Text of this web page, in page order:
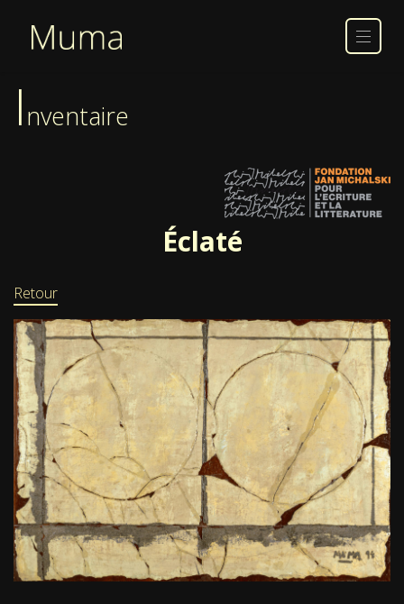
Inventaire
Éclaté
Retour